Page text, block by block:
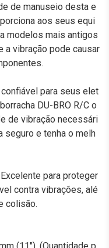
de manuseio desta e
aos seus equi
modelos mais antigos
a vibração pode causar
para seus elet
DU-BRO R/C o
de vibração necessári
seguro e tenha o melh
para proteger
contra vibrações, alé
colisão.